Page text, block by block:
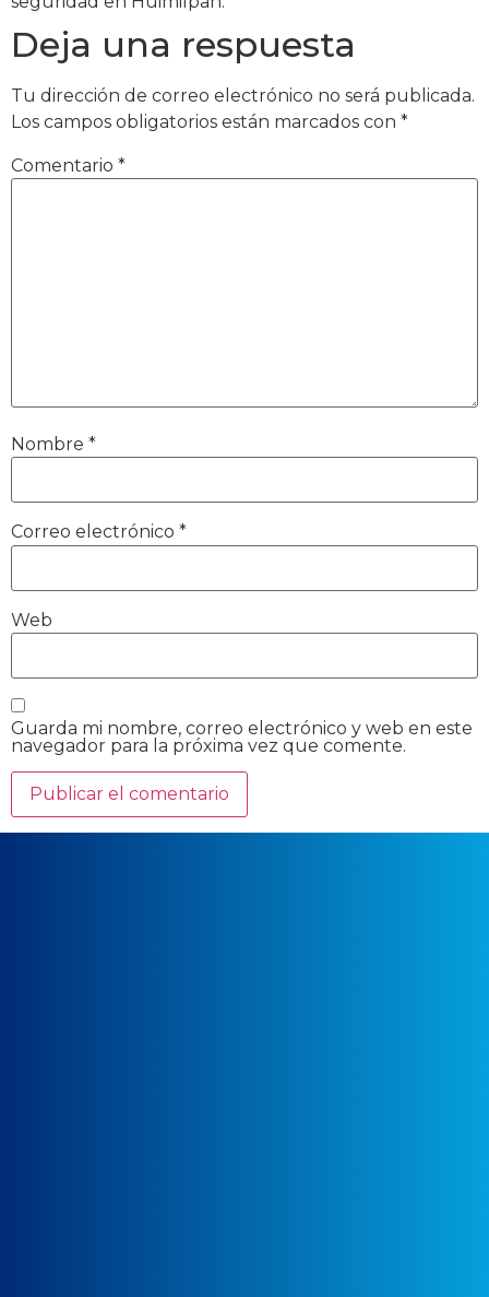
Deja una respuesta
Tu dirección de correo electrónico no será publicada.
Los campos obligatorios están marcados con *
Comentario *
Nombre *
Correo electrónico *
Web
Guarda mi nombre, correo electrónico y web en este
navegador para la próxima vez que comente.